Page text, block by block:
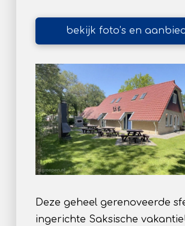
bekijk foto’s en
Deze geheel gerenoveerde
ingerichte Saksische